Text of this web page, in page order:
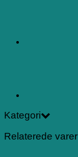
Kategori
Relaterede varer